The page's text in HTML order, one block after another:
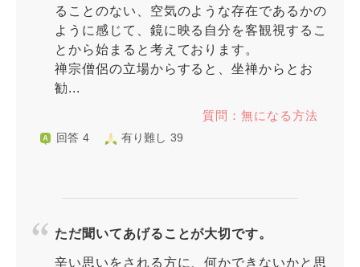
ることのない、空気のような存在であるかの
ように感じて、鏡に映る自分を客観視するこ
とから始まると考えております。
禅宗僧侶の立場からすると、坐禅からとお
勧...
質問：無になる方法
回答 4 有り難し 39
ただ聞いてあげることが大切です。
辛い思いをされる方に、何かできないかと思